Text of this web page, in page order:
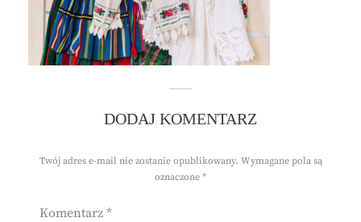
DODAJ KOMENTARZ
Twój adres e-mail nie zostanie opublikowany. Wymagane pola są
oznaczone *
Komentarz *